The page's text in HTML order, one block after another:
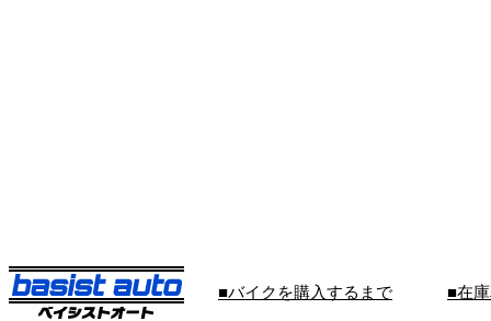
■バイクを購入するまで ■在